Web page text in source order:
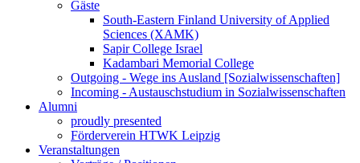
Gäste
South-Eastern Finland University of Applied
Sciences (XAMK)
Sapir College Israel
Kadambari Memorial College
Outgoing - Wege ins Ausland [Sozialwissenschaften]
Incoming - Austauschstudium in Sozialwissenschaften
Alumni
proudly presented
Förderverein HTWK Leipzig
Veranstaltungen